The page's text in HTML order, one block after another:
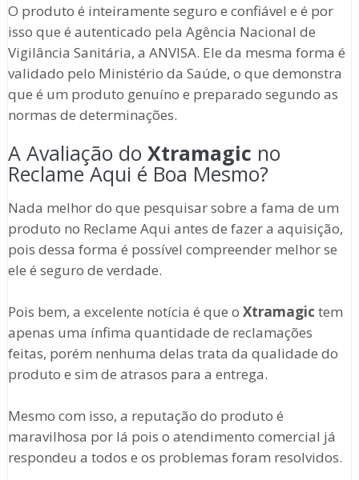
O produto é inteiramente seguro e confiável e é por
isso que é autenticado pela Agência Nacional de
Vigilância Sanitária, a ANVISA. Ele da mesma forma é
validado pelo Ministério da Saúde, o que demonstra
que é um produto genuíno e preparado segundo as
normas de determinações.
A Avaliação do Xtramagic no
Reclame Aqui é Boa Mesmo?
Nada melhor do que pesquisar sobre a fama de um
produto no Reclame Aqui antes de fazer a aquisição,
pois dessa forma é possível compreender melhor se
ele é seguro de verdade.
Pois bem, a excelente notícia é que o Xtramagic tem
apenas uma ínfima quantidade de reclamações
feitas, porém nenhuma delas trata da qualidade do
produto e sim de atrasos para a entrega.
Mesmo com isso, a reputação do produto é
maravilhosa por lá pois o atendimento comercial já
respondeu a todos e os problemas foram resolvidos.